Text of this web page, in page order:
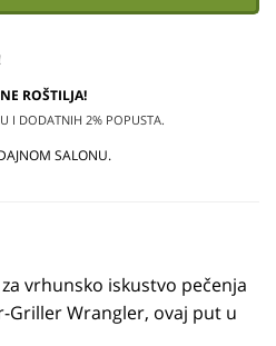
ROŠTILJA!
I DODATNIH 2% POPUSTA.
SALONU.
vrhunsko iskustvo pečenja
Griller Wrangler, ovaj put u